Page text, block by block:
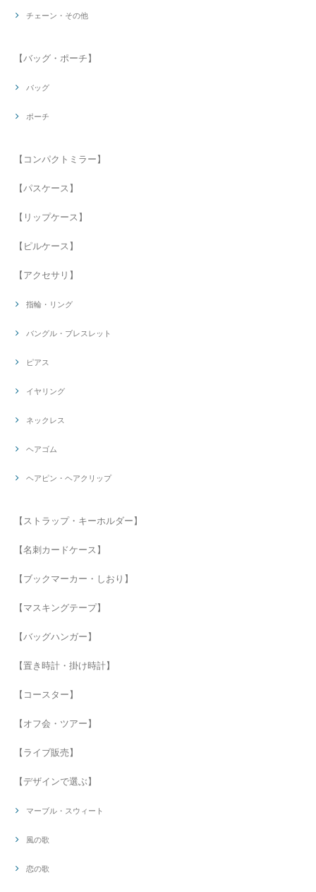
チェーン・その他
【バッグ・ポーチ】
バッグ
ポーチ
【コンパクトミラー】
【パスケース】
【リップケース】
【ピルケース】
【アクセサリ】
指輪・リング
バングル・ブレスレット
ピアス
イヤリング
ネックレス
ヘアゴム
ヘアピン・ヘアクリップ
【ストラップ・キーホルダー】
【名刺カードケース】
【ブックマーカー・しおり】
【マスキングテープ】
【バッグハンガー】
【置き時計・掛け時計】
【コースター】
【オフ会・ツアー】
【ライブ販売】
【デザインで選ぶ】
マーブル・スウィート
風の歌
恋の歌